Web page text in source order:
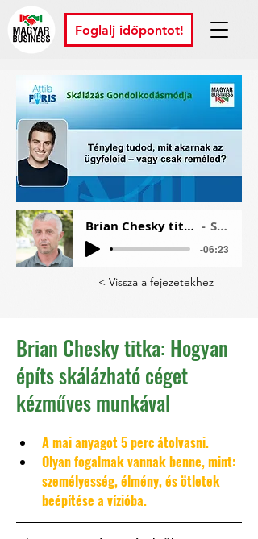
Foglalj időpontot!
Brian Chesky titka: Hogyan építs skálázható céget kézműves munkával Szűcs György Áron
-06:23
< Vissza a fejezetekhez
Brian Chesky titka: Hogyan
építs skálázható céget
kézműves munkával
A mai anyagot 5 perc átolvasni.
Olyan fogalmak vannak benne, mint:
személyesség, élmény, és ötletek
beépítése a vízióba.